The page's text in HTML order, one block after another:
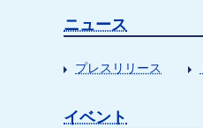
ニュース
プレスリリース
イベント